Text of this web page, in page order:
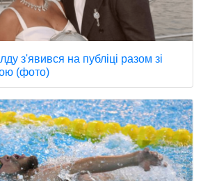
з'явився на публіці разом зі
(фото)